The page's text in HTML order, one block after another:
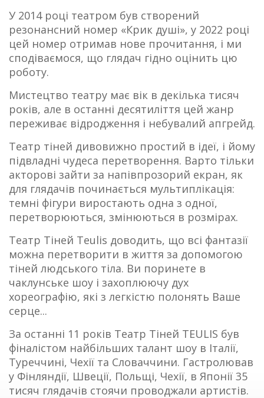
У 2014 році театром був створений
резонансний номер «Крик душі», у 2022 році
цей номер отримав нове прочитання, і ми
сподіваємося, що глядач гідно оцінить цю
роботу.
Мистецтво театру має вік в декілька тисяч
років, але в останні десятиліття цей жанр
переживає відродження і небувалий апгрейд.
Театр тіней дивовижно простий в ідеї, і йому
підвладні чудеса перетворення. Варто тільки
акторові зайти за напівпрозорий екран, як
для глядачів починається мультиплікація:
темні фігури виростають одна з одної,
перетворюються, змінюються в розмірах.
Театр Тіней Teulis доводить, що всі фантазії
можна перетворити в життя за допомогою
тіней людського тіла. Ви поринете в
чаклунське шоу і захоплюючу дух
хореографію, які з легкістю полонять Ваше
серце...
За останні 11 років Театр Тіней TEULIS був
фіналістом найбільших талант шоу в Італії,
Туреччині, Чехії та Словаччини. Гастролював
у Фінляндії, Швеції, Польщі, Чехії, в Японії 35
тисяч глядачів стоячи проводжали артистів.